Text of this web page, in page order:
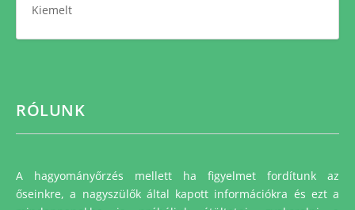
Kiemelt
RÓLUNK
A hagyományőrzés mellett ha figyelmet fordítunk az
őseinkre, a nagyszülők által kapott információkra és ezt a